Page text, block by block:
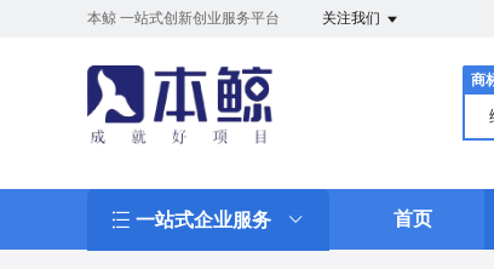
本鲸 一站式创新创业服务平台 关注我们
商
一站式企业服务 首页